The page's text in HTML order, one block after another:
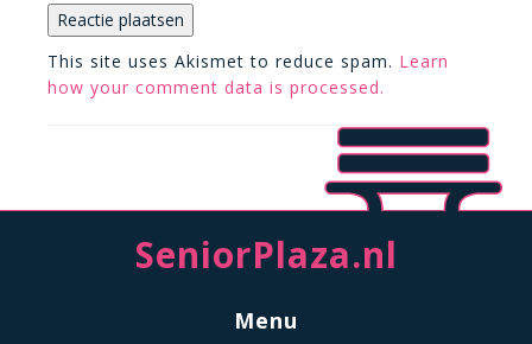
This site uses Akismet to reduce spam. Learn
how your comment data is processed.
SeniorPlaza.nl
Menu